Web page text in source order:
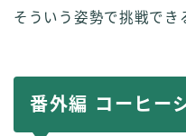
そういう姿勢で挑戦でき
番外編 コーヒー